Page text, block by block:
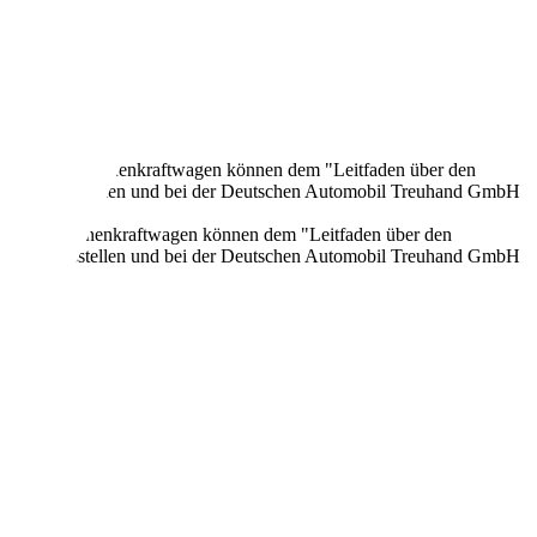
Personenkraftwagen können dem "Leitfaden über den
und bei der Deutschen Automobil Treuhand GmbH
Personenkraftwagen können dem "Leitfaden über den
und bei der Deutschen Automobil Treuhand GmbH